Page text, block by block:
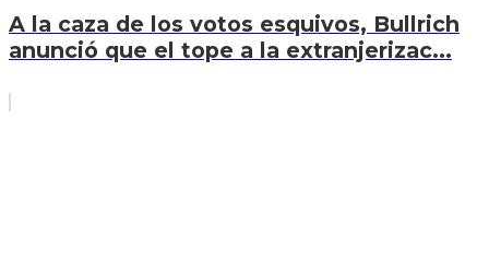
A la caza de los votos esquivos, Bullrich
anunció que el tope a la extranjerizac...